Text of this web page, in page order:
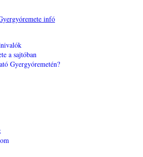
a sajtóban
Gyergyóremetén?